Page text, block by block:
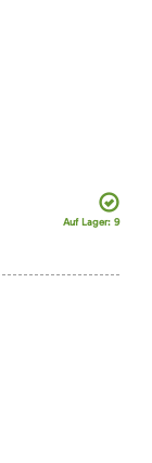
Auf Lager: 9